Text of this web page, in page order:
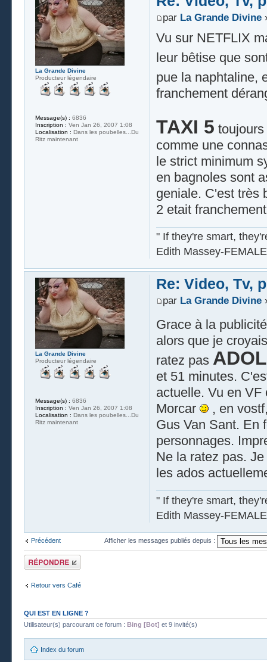
par La Grande Divine
Vu sur NETFLIX
leur bêtise que
pue la naphtaline,
franchement
TAXI 5
comme une
le strict minimum
en bagnoles sont
geniale. C'est très
2 etait
" If they're smart,
Edith Massey-
La Grande Divine
Producteur légendaire
Message(s) : 6836
Inscription : Ven Jan 26, 2007 1:08
Localisation : Dans les poubelles...Du
Ritz maintenant
Re: Video, Tv,
par La Grande Divine
Grace à la
alors que je
ratez pas
et 51 minutes.
actuelle. Vu en
Morcar
, en
Gus Van Sant. En
personnages.
Ne la ratez pas.
les ados
" If they're smart,
Edith Massey-
La Grande Divine
Producteur légendaire
Message(s) : 6836
Inscription : Ven Jan 26, 2007 1:08
Localisation : Dans les poubelles...Du
Ritz maintenant
Précédent Afficher les messages publiés depuis :
Publier une
réponse
Retour vers Café
QUI EST EN LIGNE ?
Utilisateur(s) parcourant ce forum : Bing [Bot] et 9 invité(s)
Index du forum